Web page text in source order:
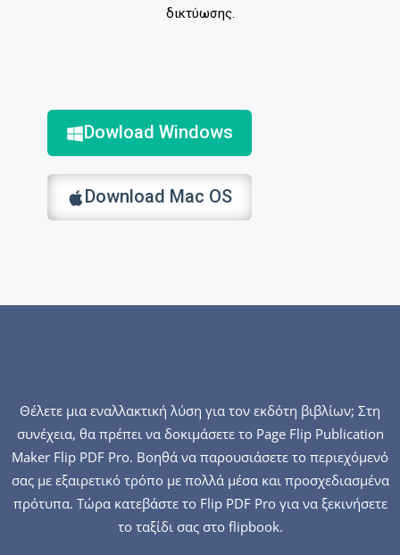
δικτύωσης.
Dowload Windows
Download Mac OS
Θέλετε μια εναλλακτική λύση για τον εκδότη βιβλίων; Στη
συνέχεια, θα πρέπει να δοκιμάσετε το Page Flip Publication
Maker Flip PDF Pro. Βοηθά να παρουσιάσετε το περιεχόμενό
σας με εξαιρετικό τρόπο με πολλά μέσα και προσχεδιασμένα
πρότυπα. Τώρα κατεβάστε το Flip PDF Pro για να ξεκινήσετε
το ταξίδι σας στο flipbook.